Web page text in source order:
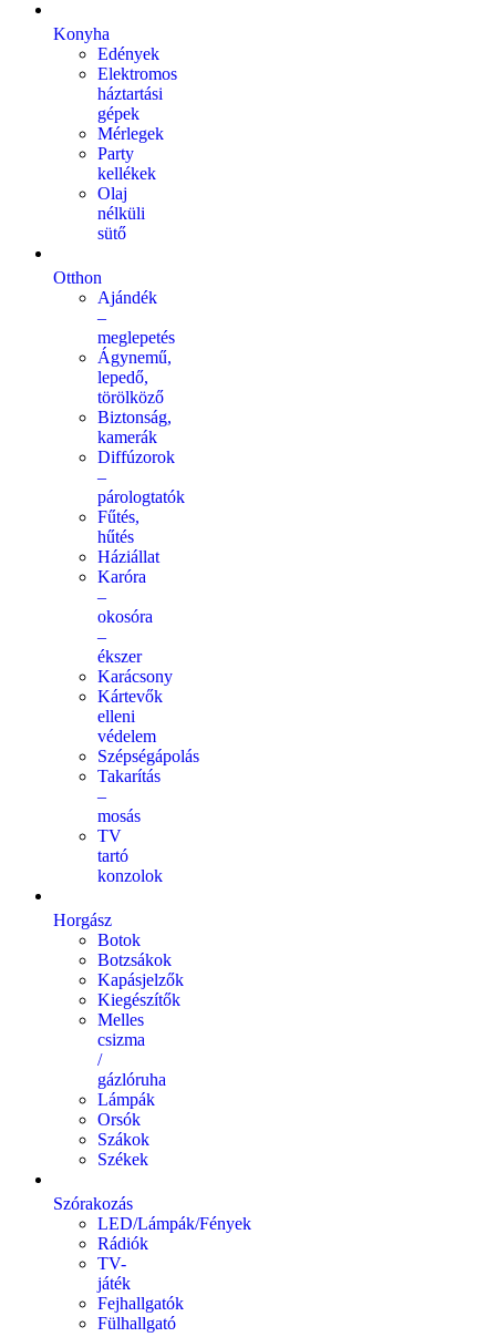
Konyha
Edények
Elektromos
háztartási
gépek
Mérlegek
Party
kellékek
Olaj
nélküli
sütő
Otthon
Ajándék
–
meglepetés
Ágynemű,
lepedő,
törölköző
Biztonság,
kamerák
Diffúzorok
–
párologtatók
Fűtés,
hűtés
Háziállat
Karóra
–
okosóra
–
ékszer
Karácsony
Kártevők
elleni
védelem
Szépségápolás
Takarítás
–
mosás
TV
tartó
konzolok
Horgász
Botok
Botzsákok
Kapásjelzők
Kiegészítők
Melles
csizma
/
gázlóruha
Lámpák
Orsók
Szákok
Székek
Szórakozás
LED/Lámpák/Fények
Rádiók
TV-
játék
Fejhallgatók
Fülhallgató